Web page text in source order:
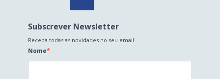
Subscrever Newsletter
Receba todas as novidades no seu email.
Nome